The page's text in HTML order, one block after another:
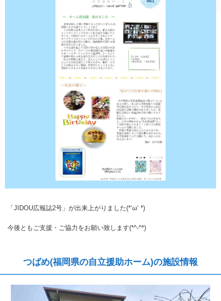
「JIDOU広報誌2号」が出来上がりました(*‘ω‘ *)
今後ともご支援・ご協力をお願い致します(*^-^*)
つばめ(福岡県の自立援助ホーム)の施設情報